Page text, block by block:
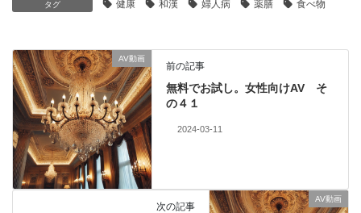
タグ 健康 和漢 婦人病 薬膳 食べ物
AV動画
前の記事
無料でお試し。女性向けAV そ
の４１
2024-03-11
AV動画
次の記事